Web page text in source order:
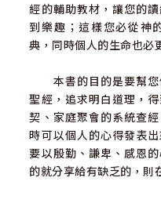
經的輔助教材，讓您的
到樂趣；這樣您必從神
典，同時個人的生命也必
本書的目的是要幫您
聖經，追求明白道理，
契、家庭聚會的系統查
時可以個人的心得發表
要以殷勤、謙卑、感恩
的就分享給有缺乏的，則